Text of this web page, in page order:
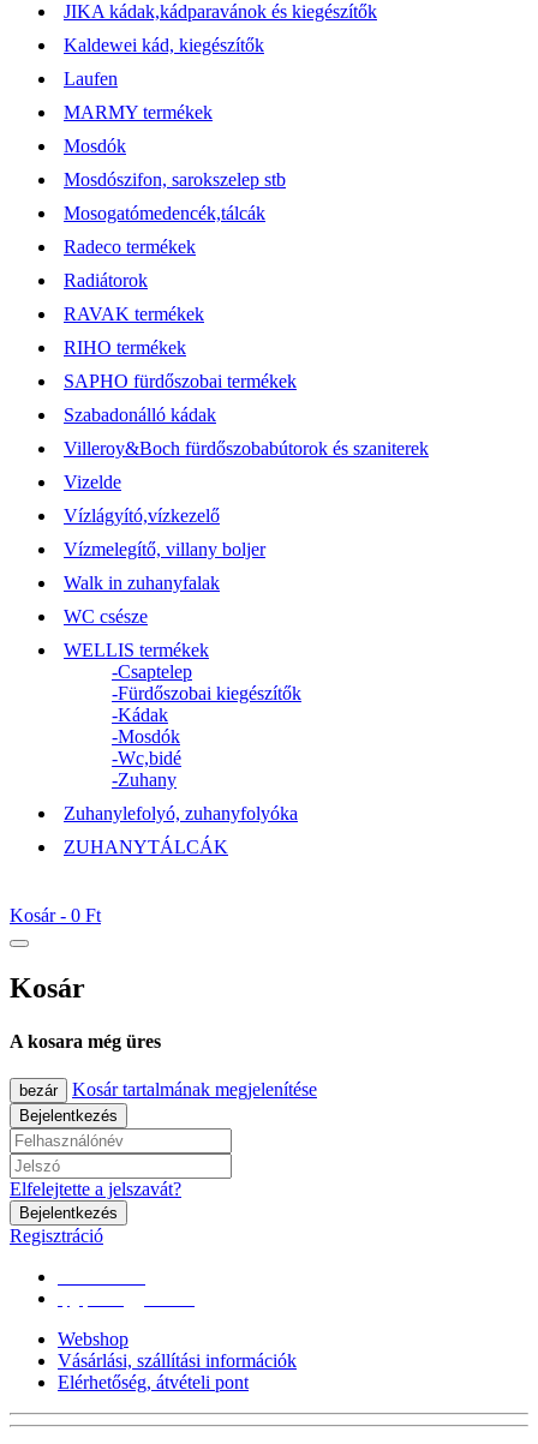
JIKA kádak,kádparavánok és kiegészítők
Kaldewei kád, kiegészítők
Laufen
MARMY termékek
Mosdók
Mosdószifon, sarokszelep stb
Mosogatómedencék,tálcák
Radeco termékek
Radiátorok
RAVAK termékek
RIHO termékek
SAPHO fürdőszobai termékek
Szabadonálló kádak
Villeroy&Boch fürdőszobabútorok és szaniterek
Vizelde
Vízlágyító,vízkezelő
Vízmelegítő, villany boljer
Walk in zuhanyfalak
WC csésze
WELLIS termékek
-Csaptelep
-Fürdőszobai kiegészítők
-Kádak
-Mosdók
-Wc,bidé
-Zuhany
Zuhanylefolyó, zuhanyfolyóka
ZUHANYTÁLCÁK
Kosár - 0 Ft
Kosár
A kosara még üres
bezár Kosár tartalmának megjelenítése
Bejelentkezés
Elfelejtette a jelszavát?
Bejelentkezés
Regisztráció
Webshop
Vásárlási, szállítási információk
Elérhetőség, átvételi pont